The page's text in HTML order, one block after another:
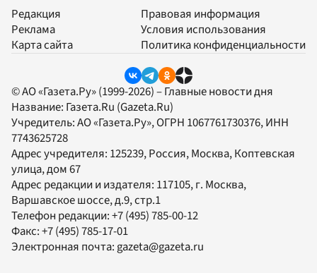
Редакция
Реклама
Карта сайта
Правовая информация
Условия использования
Политика конфиденциальности
© АО «Газета.Ру» (1999-2026) – Главные новости дня
Название: Газета.Ru (Gazeta.Ru)
Учредитель:АО «Газета.Ру», ОГРН 1067761730376, ИНН
7743625728
Адрес учредителя: 125239, Россия, Москва, Коптевская
улица, дом 67
Адрес редакции и издателя: 117105, г. Москва,
Варшавское шоссе, д.9, стр.1
Телефон редакции:+7 (495) 785-00-12
Факс:+7 (495) 785-17-01
Электронная почта: gazeta@gazeta.ru